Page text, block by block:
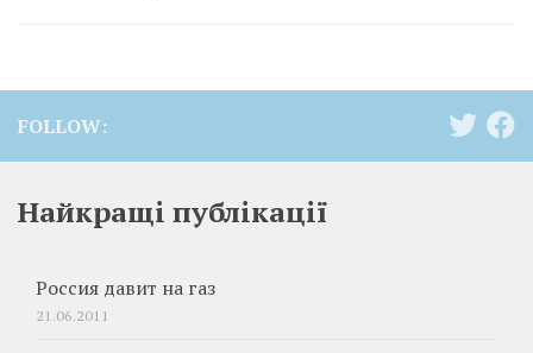
FOLLOW:
Найкращі публікації
Россия давит на газ
21.06.2011